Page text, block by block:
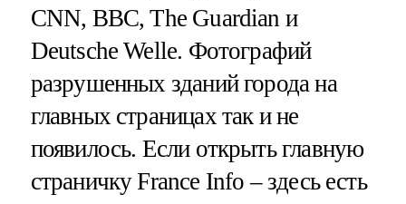
CNN, BBC, The Guardian и
Deutsche Welle. Фотографий
разрушенных зданий города на
главных страницах так и не
появилось. Если открыть главную
страничку France Info – здесь есть